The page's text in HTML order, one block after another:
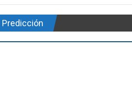
Predicción